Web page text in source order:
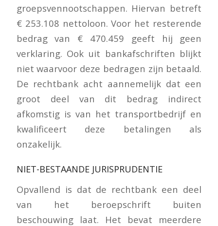
groepsvennootschappen. Hiervan betreft
€ 253.108 nettoloon. Voor het resterende
bedrag van € 470.459 geeft hij geen
verklaring. Ook uit bankafschriften blijkt
niet waarvoor deze bedragen zijn betaald.
De rechtbank acht aannemelijk dat een
groot deel van dit bedrag indirect
afkomstig is van het transportbedrijf en
kwalificeert deze betalingen als
onzakelijk.
NIET-BESTAANDE JURISPRUDENTIE
Opvallend is dat de rechtbank een deel
van het beroepschrift buiten
beschouwing laat. Het bevat meerdere